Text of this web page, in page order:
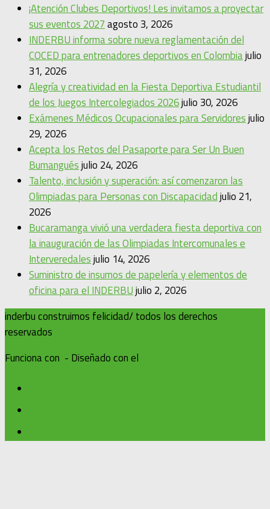
¡Atención Clubes Deportivos! Les invitamos a proyectar
sus eventos 2027agosto 3, 2026
INDERBU informa sobre nueva reglamentación del
COCED para entrenadores deportivos en Colombiajulio
31, 2026
Alegría y creatividad en la Fiesta Deportiva Estudiantil
de los Juegos Intercolegiados 2026julio 30, 2026
Exámenes Médicos Ocupacionales para Servidoresjulio
29, 2026
Acepta los Retos del Pasaporte para Ser Un Buen
Bumanguésjulio 24, 2026
Talento, inclusión y superación: así comenzaron las
Olimpiadas para Personas con Discapacidadjulio 21,
2026
Bucaramanga vivió una verdadera fiesta deportiva con
la inauguración de las Olimpiadas Intercomunales e
Interveredalesjulio 14, 2026
Suministro de insumos de papelería y elementos de
oficina para el INDERBUjulio 2, 2026
inderbu construimos felicidad/ todos los derechos
reservados
Funciona con - Diseñado con el